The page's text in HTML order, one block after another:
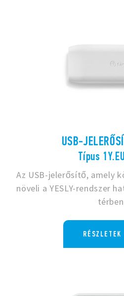
USB-
Típus
Az USB-jelerősítő, amely
növeli a YESLY-rendszer
térben
RÉSZLETEK